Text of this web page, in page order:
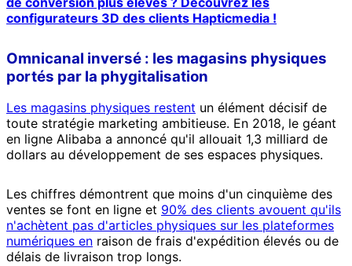
configurateurs 3D des clients Hapticmedia !
Omnicanal inversé : les magasins physiques
portés par la phygitalisation
Les magasins physiques restent un élément décisif de
toute stratégie marketing ambitieuse. En 2018, le géant
en ligne Alibaba a annoncé qu'il allouait 1,3 milliard de
dollars au développement de ses espaces physiques.
Les chiffres démontrent que moins d'un cinquième des
ventes se font en ligne et 90% des clients avouent qu'ils
n'achètent pas d'articles physiques sur les plateformes
numériques en raison de frais d'expédition élevés ou de
délais de livraison trop longs.